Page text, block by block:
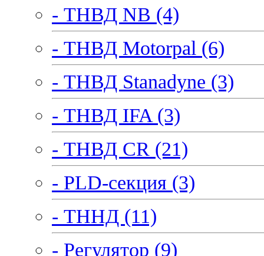
- ТНВД NB (4)
- ТНВД Motorpal (6)
- ТНВД Stanadyne (3)
- ТНВД IFA (3)
- ТНВД CR (21)
- PLD-секция (3)
- ТННД (11)
- Регулятор (9)